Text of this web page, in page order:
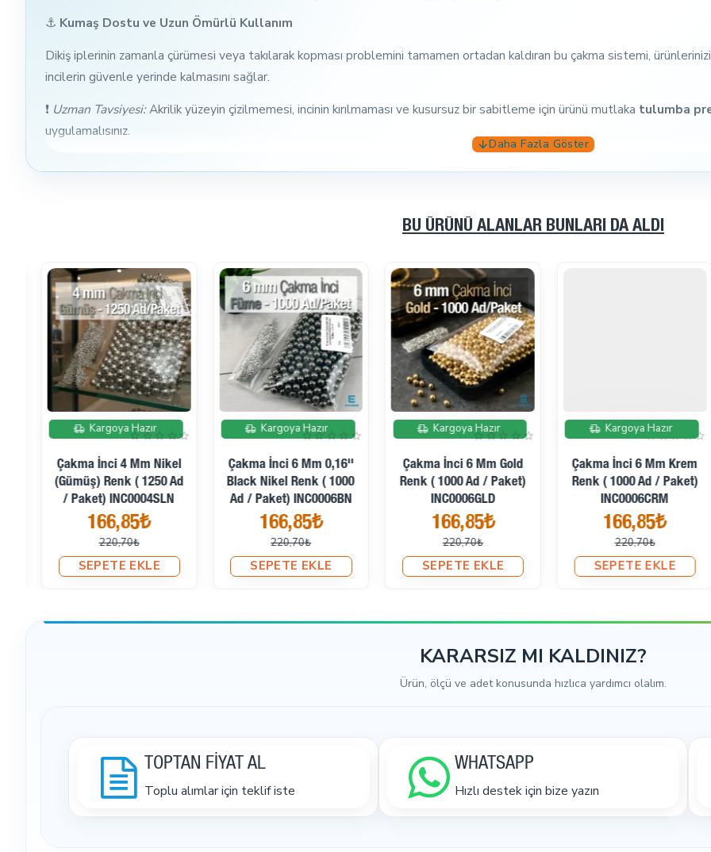
⚓ Kumaş Dostu ve Uzun Ömürlü Kullanım
Dikiş iplerinin zamanla çürümesi veya takılarak kopması problemini tamamen ortadan kaldıran bu çakma sistemi,
incilerin güvenle yerinde kalmasını sağlar.
❗ Uzman Tavsiyesi:Akrilik yüzeyin çizilmemesi, incinin kırılmaması ve kusursuz bir sabitleme için ürünü mutlaka tulumba
uygulamalısınız.
BU ÜRÜNÜ ALANLAR BUNLARI DA ALDI
İndirimde
Kargoya Hazır
Çakma İnci 6 Mm 0,16''
Black Nikel Renk ( 1000
Ad / Paket) INC0006BN
166,85₺
220,70₺
SEPETE EKLE
İndirimde
Kargoya Hazır
Çakma İnci 6 Mm Gold
Renk ( 1000 Ad / Paket)
INC0006GLD
166,85₺
220,70₺
SEPETE EKLE
İndirimde
Kargoya Hazır
Çakma İnci 6 Mm Krem
Renk ( 1000 Ad / Paket)
INC0006CRM
166,85₺
220,70₺
SEPETE EKLE
İndirimde
Kargoya Hazır
Çakma İnci 6 Mm Nikel
Renk ( 1000 Ad / Paket)
INC0006SLN
166,85₺
220,70₺
SEPETE EKLE
KARARSIZ MI KALDINIZ?
Ürün, ölçü ve adet konusunda hızlıca yardımcı olalım.
TOPTAN FİYAT AL
Toplu alımlar için teklif iste
WHATSAPP
Hızlı destek için bize yazın